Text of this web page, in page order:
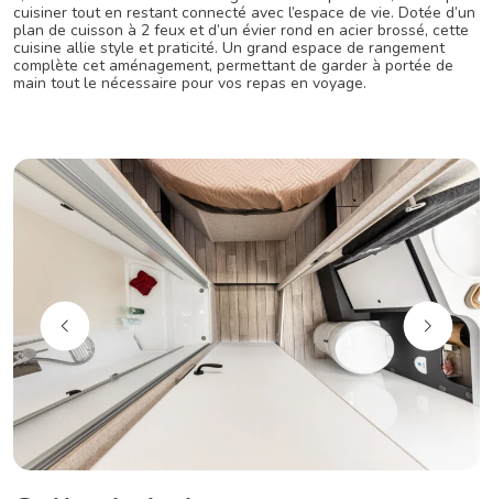
cuisiner tout en restant connecté avec l’espace de vie. Dotée d’un
plan de cuisson à 2 feux et d’un évier rond en acier brossé, cette
cuisine allie style et praticité. Un grand espace de rangement
complète cet aménagement, permettant de garder à portée de
main tout le nécessaire pour vos repas en voyage.